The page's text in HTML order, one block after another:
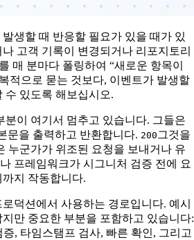
생할 때 반응할 필요가 있을 때가 있
고객 기록이 변경되거나 리포지토리
매 분마다 폴링하여 “새로운 항목이
적으로 묻는 것보다, 이벤트가 발생할
수 있도록 해보십시오.
분이 여기서 멈추고 있습니다. 그들은
문을 출력하고 반환합니다. 200 그것을
누군가가 위조된 요청을 보내거나 유
프레임워크가 시그니처 검증 전에 요
지 작동합니다.
덕션에서 사용하는 경로입니다. 예시
만 중요한 부분을 포함하고 있습니다:
, 타임스탬프 검사, 빠른 확인, 그리고